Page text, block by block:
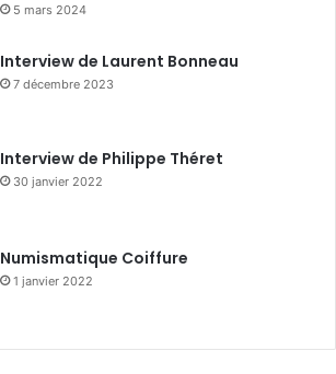
5 mars 2024
Interview de Laurent Bonneau
7 décembre 2023
Interview de Philippe Théret
30 janvier 2022
Numismatique Coiffure
1 janvier 2022